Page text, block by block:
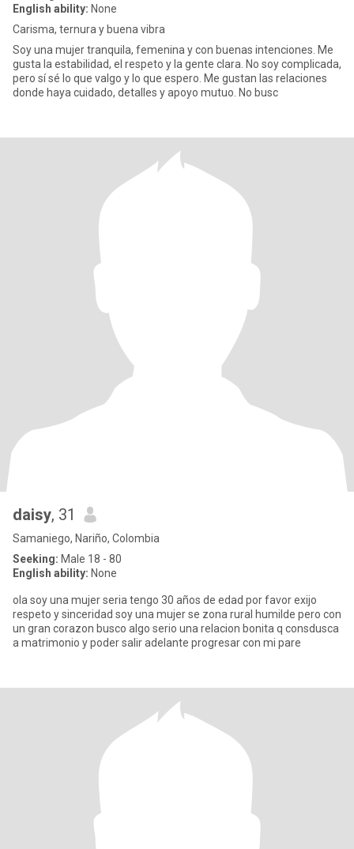
English ability: None
Carisma, ternura y buena vibra
Soy una mujer tranquila, femenina y con buenas intenciones. Me
gusta la estabilidad, el respeto y la gente clara. No soy complicada,
pero sí sé lo que valgo y lo que espero. Me gustan las relaciones
donde haya cuidado, detalles y apoyo mutuo. No busc
daisy, 31
Samaniego, Nariño, Colombia
Seeking: Male 18 - 80
English ability: None
ola soy una mujer seria tengo 30 años de edad por favor exijo
respeto y sinceridad soy una mujer se zona rural humilde pero con
un gran corazon busco algo serio una relacion bonita q consdusca
a matrimonio y poder salir adelante progresar con mi pare